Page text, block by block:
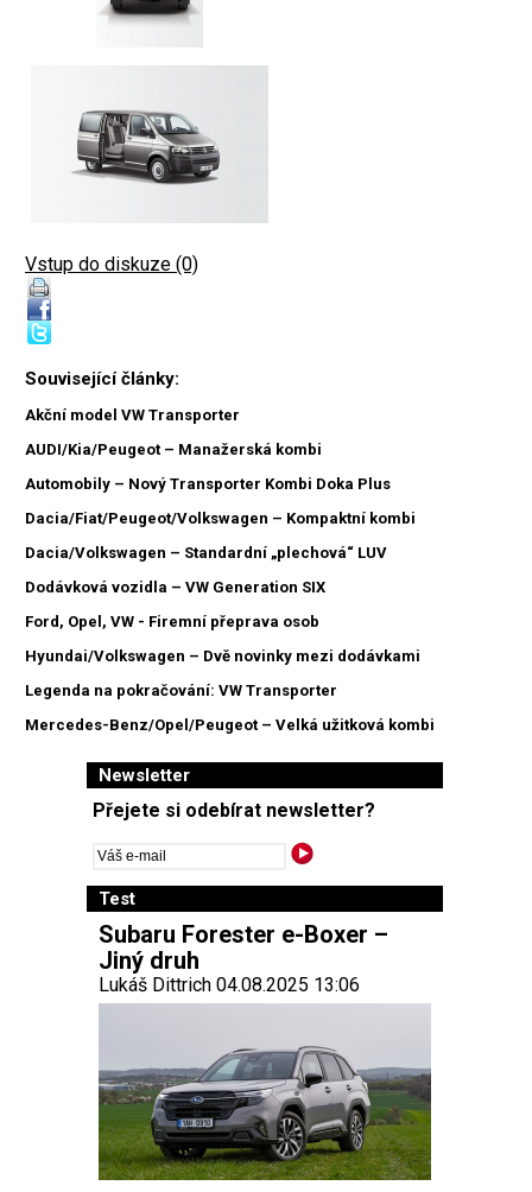
Vstup do diskuze (0)
Související články:
Akční model VW Transporter
AUDI/Kia/Peugeot – Manažerská kombi
Automobily – Nový Transporter Kombi Doka Plus
Dacia/Fiat/Peugeot/Volkswagen – Kompaktní kombi
Dacia/Volkswagen – Standardní „plechová“ LUV
Dodávková vozidla – VW Generation SIX
Ford, Opel, VW - Firemní přeprava osob
Hyundai/Volkswagen – Dvě novinky mezi dodávkami
Legenda na pokračování: VW Transporter
Mercedes-Benz/Opel/Peugeot – Velká užitková kombi
Newsletter
Přejete si odebírat newsletter?
Test
Subaru Forester e-Boxer –
Jiný druh
Lukáš Dittrich 04.08.2025 13:06